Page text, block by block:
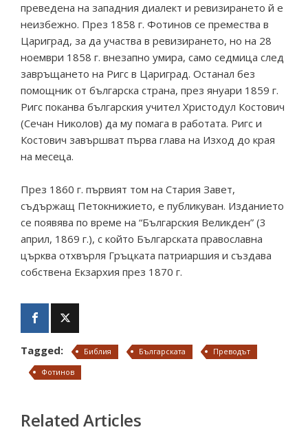
преведена на западния диалект и ревизирането й е
неизбежно. През 1858 г. Фотинов се премества в
Цариград, за да участва в ревизирането, но на 28
ноември 1858 г. внезапно умира, само седмица след
завръщането на Ригс в Цариград. Останал без
помощник от българска страна, през януари 1859 г.
Ригс поканва българския учител Христодул Костович
(Сечан Николов) да му помага в работата. Ригс и
Костович завършват първа глава на Изход до края
на месеца.
През 1860 г. първият том на Стария Завет,
съдържащ Петокнижието, е публикуван. Изданието
се появява по време на “Българския Великден” (3
април, 1869 г.), с който Българската православна
църква отхвърля Гръцката патриаршия и създава
собствена Екзархия през 1870 г.
Tagged: Библия Българската
Преводът
Фотинов
Related Articles